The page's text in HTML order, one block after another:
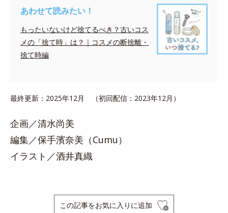
あわせて読みたい！
もったいないけど捨てるべき？古いコス
メの「捨て時」は？｜コスメの断捨離・
捨て時編
最終更新：2025年12月 （初回配信：2023年12月）
企画／清水尚美
編集／保手濱奈美（Cumu）
イラスト／酒井真織
この記事をお気に入りに追加